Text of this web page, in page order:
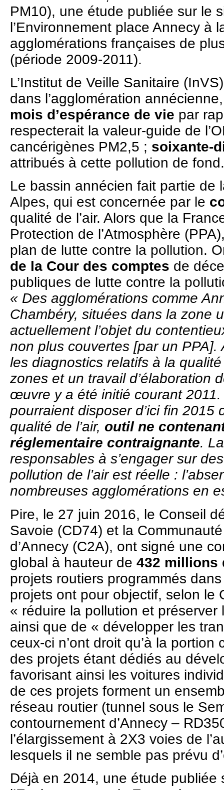
PM10), une étude publiée sur le
l’Environnement place Annecy à
agglomérations françaises de
(période 2009-2011).
L’Institut de Veille Sanitaire
dans l’agglomération
mois d’espérance de vie par
respecterait la valeur-guide de
cancérigènes PM2,5 ; soixante-
attribués à cette pollution de fond.
Le bassin annécien fait partie de
Alpes, qui est concernée par le
qualité de l’air. Alors que la
Protection de l’Atmosphère
plan de lutte contre la pollution.
de la Cour des comptes de
publiques de lutte contre la
« Des agglomérations comme
Chambéry, situées dans la zone
actuellement l’objet du
non plus couvertes [par un PPA].
les diagnostics relatifs à la
zones et un travail d’élaboration
œuvre y a été initié courant
pourraient disposer d’ici fin 2015
qualité de l’air, outil ne
réglementaire contraignante.
responsables à s’engager sur
pollution de l’air est réelle :
nombreuses agglomérations en
Pire, le 27 juin 2016, le Conseil
Savoie (CD74) et la
d’Annecy (C2A), ont signé une
global à hauteur de 432 millions
projets routiers programmés
projets ont pour objectif, selon le
« réduire la pollution et préserver
ainsi que de « développer les
ceux-ci n’ont droit qu’à la
des projets étant dédiés au
favorisant ainsi les voitures
de ces projets forment un
réseau routier (tunnel sous le
contournement d’Annecy –
l’élargissement à 2X3 voies de
lesquels il ne semble pas prévu
Déjà en 2014, une étude publiée